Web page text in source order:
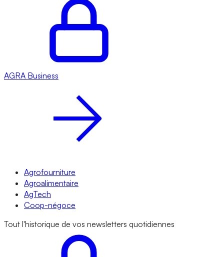
AGRA Business
Agrofourniture
Agroalimentaire
AgTech
Coop-négoce
Tout l'historique de vos newsletters quotidiennes